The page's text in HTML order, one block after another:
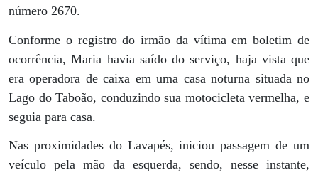
número 2670.
Conforme o registro do irmão da vítima em boletim de
ocorrência, Maria havia saído do serviço, haja vista que
era operadora de caixa em uma casa noturna situada no
Lago do Taboão, conduzindo sua motocicleta vermelha, e
seguia para casa.
Nas proximidades do Lavapés, iniciou passagem de um
veículo pela mão da esquerda, sendo, nesse instante,